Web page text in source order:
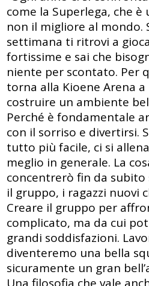
come la Superlega, che
non il migliore al mondo.
settimana ti ritrovi a
fortissime e sai che
niente per scontato. Per
torna alla Kioene Arena a
costruire un ambiente
Perché è fondamentale
con il sorriso e divertirsi.
tutto più facile, ci si
meglio in generale. La
concentrerò fin da
il gruppo, i ragazzi nuovi
Creare il gruppo per
complicato, ma da cui
grandi soddisfazioni.
diventeremo una bella
sicuramente un gran